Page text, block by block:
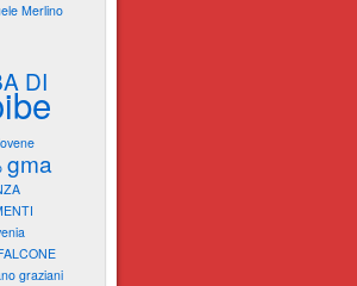
Merlino
DI
gma
graziani